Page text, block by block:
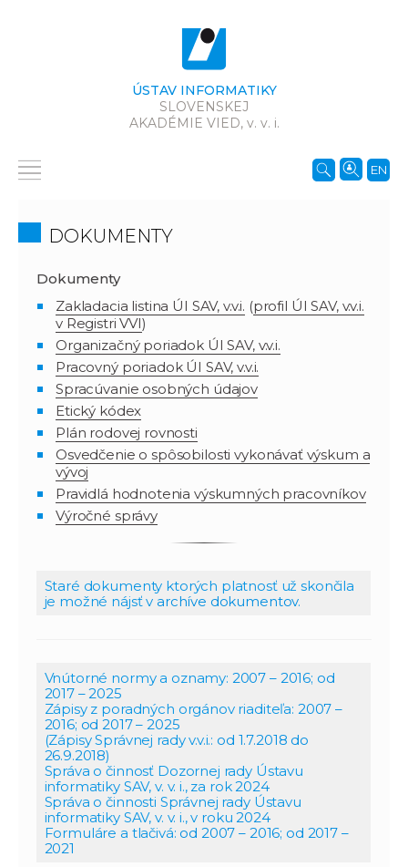
ÚSTAV INFORMATIKY
SLOVENSKEJ
AKADÉMIE VIED, v. v. i.
EN
DOKUMENTY
Dokumenty
Zakladacia listina ÚI SAV, v.v.i. (profil ÚI SAV, v.v.i.
v Registri VVI)
Organizačný poriadok ÚI SAV, v.v.i.
Pracovný poriadok ÚI SAV, v.v.i.
Spracúvanie osobných údajov
Etický kódex
Plán rodovej rovnosti
Osvedčenie o spôsobilosti vykonávať výskum a
vývoj
Pravidlá hodnotenia výskumných pracovníkov
Výročné správy
Staré dokumenty ktorých platnosť už skončila
je možné nájsť v archíve dokumentov.
Vnútorné normy a oznamy: 2007 – 2016; od
2017 – 2025
Zápisy z poradných orgánov riaditeľa: 2007 –
2016; od 2017 – 2025
(Zápisy Správnej rady v.v.i.: od 1.7.2018 do
26.9.2018)
Správa o činnosť Dozornej rady Ústavu
informatiky SAV, v. v. i., za rok2024
Správa o činnosti Správnej rady Ústavu
informatiky SAV, v. v. i., v roku2024
Formuláre a tlačivá: od 2007 – 2016; od 2017 –
2021